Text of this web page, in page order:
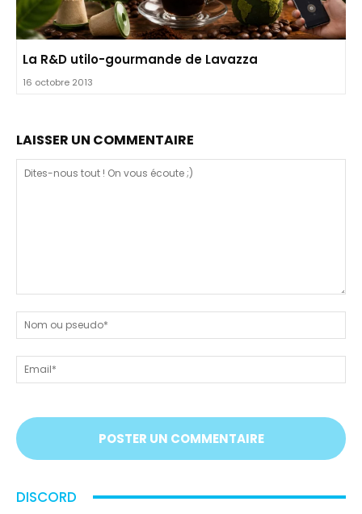
La R&D utilo-gourmande de Lavazza
16 octobre 2013
LAISSER UN COMMENTAIRE
nous
tout
!
On
vous
;)
ou
DISCORD